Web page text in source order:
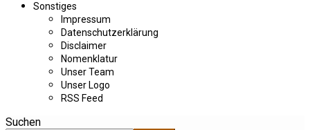
Sonstiges
Impressum
Datenschutzerklärung
Disclaimer
Nomenklatur
Unser Team
Unser Logo
RSS Feed
Suchen